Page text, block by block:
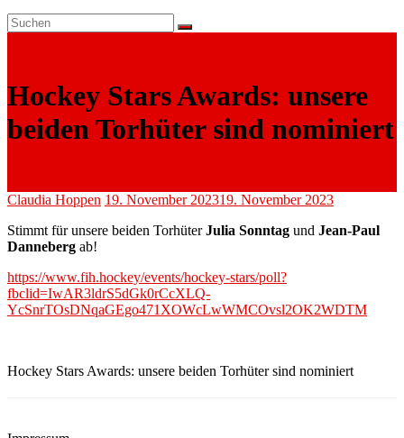
Hockey Stars Awards: unsere
beiden Torhüter sind nominiert
Claudia Hoppen 19. November 202319. November 2023
Stimmt für unsere beiden TorhüterJulia Sonntag und Jean-Paul
Danneberg ab!
https://www.fih.hockey/events/hockey-stars/poll?
fbclid=IwAR3ldrS5dGk0rCcXLQ-
YcSnrTOsDNqaGEgo471XOWcLwWMCOvsl2OK2WDTM
Hockey Stars Awards: unsere beiden Torhüter sind nominiert